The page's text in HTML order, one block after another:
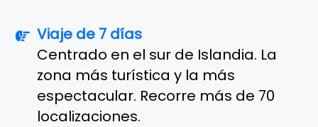
Viaje de 7 días
Centrado en el sur de Islandia. La
zona más turística y la más
espectacular. Recorre más de 70
localizaciones.